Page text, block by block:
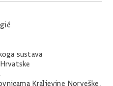
sustava
Kraljevine Norveške,